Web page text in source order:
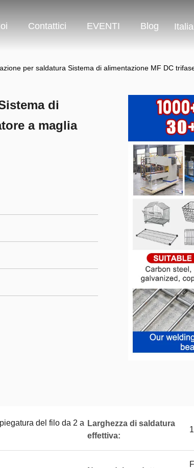
Contattici EVENTI Blog
per saldatura Sistema di alimentazione MF DC
di
a maglia
del filo da 2 a Larghezza di saldatura
effettiva: